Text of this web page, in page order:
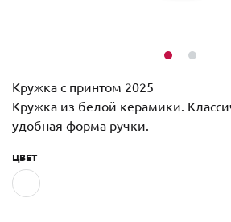
Кружка с принтом 2025
Кружка из белой керамики.
удобная форма ручки.
ЦВЕТ